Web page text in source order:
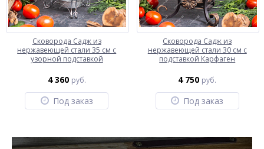
Сковорода Садж из
нержавеющей стали 35 см с
узорной подставкой
4 360 руб.
Под заказ
Сковорода Садж из
нержавеющей стали 30 см с
подставкой Карфаген
4 750 руб.
Под заказ